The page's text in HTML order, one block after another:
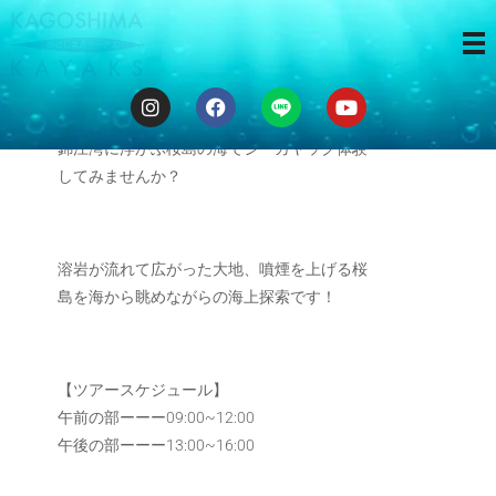
海から桜島
錦江湾に浮かぶ桜島の海でシーカヤック体験
してみませんか？
溶岩が流れて広がった大地、噴煙を上げる桜
島を海から眺めながらの海上探索です！
【ツアースケジュール】
午前の部ーーー09:00~12:00
午後の部ーーー13:00~16:00